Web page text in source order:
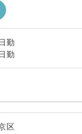
勤
勤
区